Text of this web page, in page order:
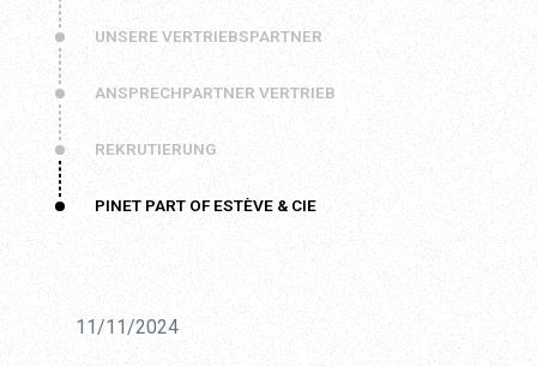
UNSERE VERTRIEBSPARTNER
ANSPRECHPARTNER VERTRIEB
REKRUTIERUNG
PINET PART OF ESTÈVE & CIE
11/11/2024